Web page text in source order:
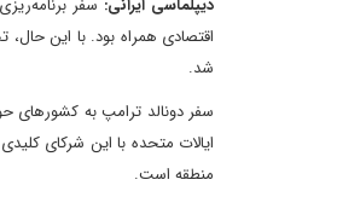
دیپلماسی ایرانی:
اقتصادی همراه بود. با این
شد.
سفر دونالد ترامپ به کشورهای
ایالات متحده با این شرکای
منطقه است.